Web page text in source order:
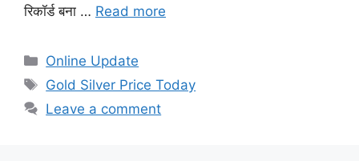
रिकॉर्ड बना … Read more
Categories
Online Update
Tags
Gold Silver Price Today
Leave a comment